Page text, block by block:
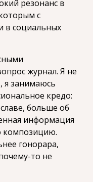
резонанс в
с
в социальных
журнал. Я не
я занимаюсь
кредо:
больше об
информация
композицию.
гонорара,
то не